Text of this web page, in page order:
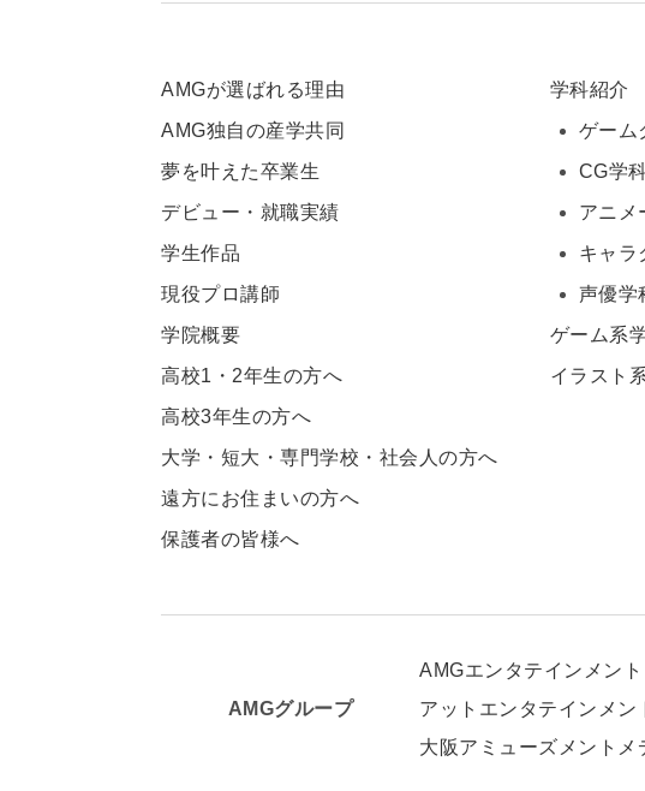
AMGが選ばれる理由
AMG独自の産学共同
夢を叶えた卒業生
デビュー・就職実績
学生作品
現役プロ講師
学院概要
高校1・2年生の方へ
高校3年生の方へ
大学・短大・専門学校・社会人の方へ
遠方にお住まいの方へ
保護者の皆様へ
学科紹介
ゲーム
CG学
アニメ
キャラ
声優学
ゲーム系
イラスト
AMGグループ
AMGエンタテインメント
アットエンタテインメン
大阪アミューズメントメ